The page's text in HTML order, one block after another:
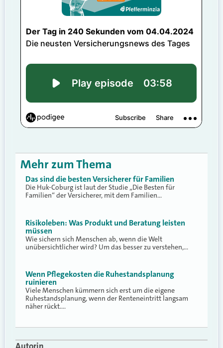
Mehr zum Thema
Das sind die besten Versicherer für Familien
Die Huk-Coburg ist laut der Studie „Die Besten für
Familien“ der Versicherer, mit dem Familien…
Risikoleben: Was Produkt und Beratung leisten
müssen
Wie sichern sich Menschen ab, wenn die Welt
unübersichtlicher wird? Um das besser zu verstehen,…
Wenn Pflegekosten die Ruhestandsplanung
ruinieren
Viele Menschen kümmern sich erst um die eigene
Ruhestandsplanung, wenn der Renteneintritt langsam
näher rückt.…